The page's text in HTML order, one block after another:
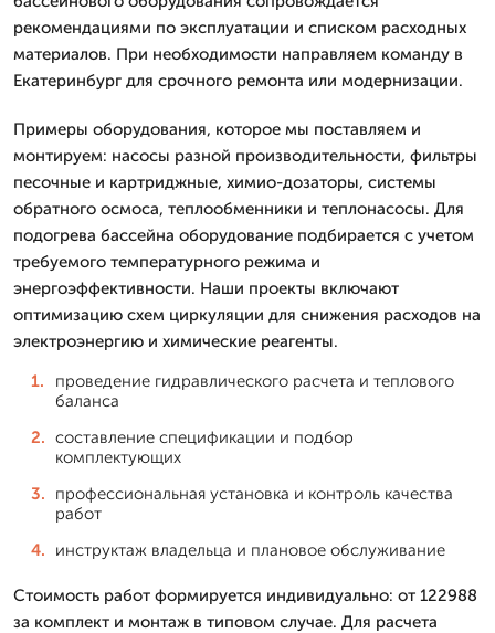
рекомендациями по эксплуатации и списком расходных
материалов. При необходимости направляем команду в
Екатеринбург для срочного ремонта или модернизации.
Примеры оборудования, которое мы поставляем и
монтируем: насосы разной производительности, фильтры
песочные и картриджные, химио-дозаторы, системы
обратного осмоса, теплообменники и теплонасосы. Для
подогрева бассейна оборудование подбирается с учетом
требуемого температурного режима и
энергоэффективности. Наши проекты включают
оптимизацию схем циркуляции для снижения расходов на
электроэнергию и химические реагенты.
проведение гидравлического расчета и теплового
баланса
составление спецификации и подбор
комплектующих
профессиональная установка и контроль качества
работ
инструктаж владельца и плановое обслуживание
Стоимость работ формируется индивидуально: от 122988
за комплект и монтаж в типовом случае. Для расчета